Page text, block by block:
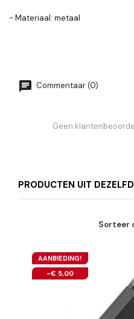
- Materiaal: metaal
Commentaar (0)
Geen
PRODUCTEN UIT
Sorteer
AANBIEDING!
-€ 5,00